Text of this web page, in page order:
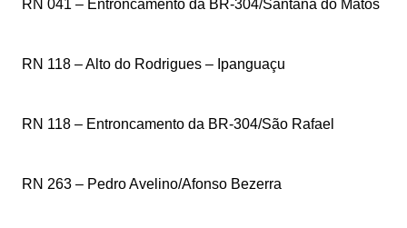
RN 041 – Entroncamento da BR-304/Santana do Matos
RN 118 – Alto do Rodrigues – Ipanguaçu
RN 118 – Entroncamento da BR-304/São Rafael
RN 263 – Pedro Avelino/Afonso Bezerra